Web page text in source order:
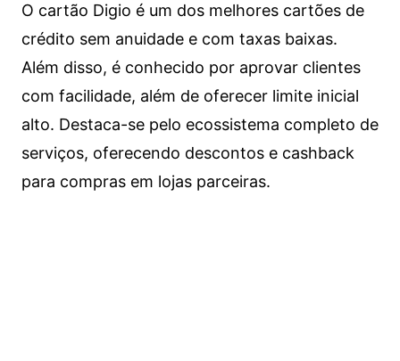
O cartão Digio é um dos melhores cartões de
crédito sem anuidade e com taxas baixas.
Além disso, é conhecido por aprovar clientes
com facilidade, além de oferecer limite inicial
alto. Destaca-se pelo ecossistema completo de
serviços, oferecendo descontos e cashback
para compras em lojas parceiras.